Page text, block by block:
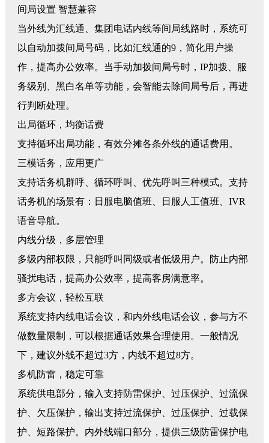
间局设置 智慧兼容
当外线为汇线通、集团电话内线等间局线路时，系统可
以自动加拨间局号码，比如汇线通的9，简化用户操
作，提高办公效率。当手动加拨间局号时，IP加拨、服
务级别、黑白名单等功能，会智能去除间局号后，再进
行判断处理。
出局循环，均衡话费
支持循环出局功能，有效分摊各条外线的通话费用。
三模话务，应用更广
支持话务机群呼、循环呼叫、优先呼叫三种模式。支持
话务机的场景有：日服电脑值班、日服人工值班、 IVR
语音导航。
内线分级，多层管理
多级内部权限，只能呼叫同级或者低级用户。防止内部
骚扰电话，提高办公效率，提高客房满意率。
多方会议，轻松互联
系统支持内线电话会议，和内外线电话会议，参与方不
做数量限制，可以根据通话效果合理使用。一般情况
下，建议外线不超过3方，内线不超过8方。
多机防雷，稳定可靠
系统供电部分，输入支持防雷保护、过压保护、过流保
护、欠压保护，输出支持过流保护、过压保护、过载保
护、短路保护。内外线端口部分，提供三级防雷保护电